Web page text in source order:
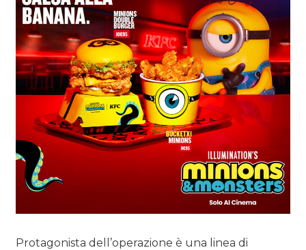
Protagonista dell’operazione è una linea di